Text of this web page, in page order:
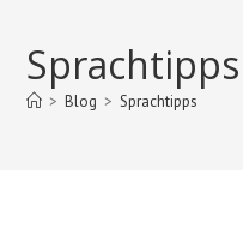
Sprachtipps
> Blog > Sprachtipps